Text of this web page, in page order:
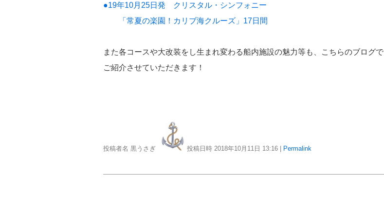
●19年10月25日発 クリスタル・シンフォニー
「常夏の楽園！カリブ海クルーズ」17日間
また各コースや大改装をし生まれ変わる船内施設の魅力等も、こちらのブログで
ご紹介させていただきます！
投稿者名 黒うさぎ 投稿日時 2018年10月11日 13:16 Permalink